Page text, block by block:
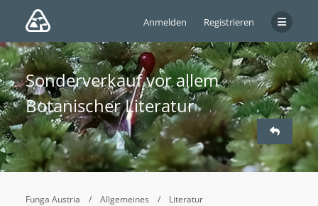
Anmelden Registrieren
Sonderverkauf vor allem
Botanischer Literatur
Funga Austria Allgemeines Literatur